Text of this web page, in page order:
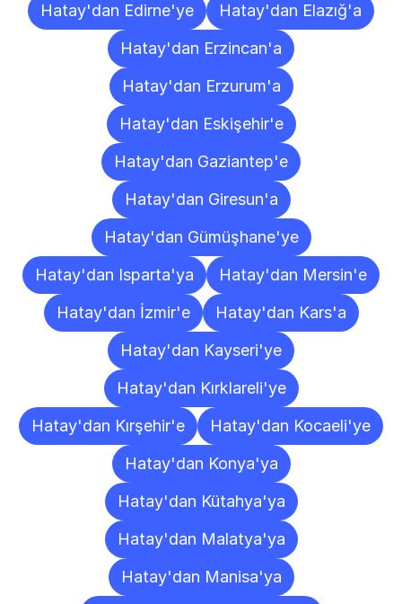
Hatay'dan Edirne'ye
Hatay'dan Elazığ'a
Hatay'dan Erzincan'a
Hatay'dan Erzurum'a
Hatay'dan Eskişehir'e
Hatay'dan Gaziantep'e
Hatay'dan Giresun'a
Hatay'dan Gümüşhane'ye
Hatay'dan Isparta'ya
Hatay'dan Mersin'e
Hatay'dan İzmir'e
Hatay'dan Kars'a
Hatay'dan Kayseri'ye
Hatay'dan Kırklareli'ye
Hatay'dan Kırşehir'e
Hatay'dan Kocaeli'ye
Hatay'dan Konya'ya
Hatay'dan Kütahya'ya
Hatay'dan Malatya'ya
Hatay'dan Manisa'ya